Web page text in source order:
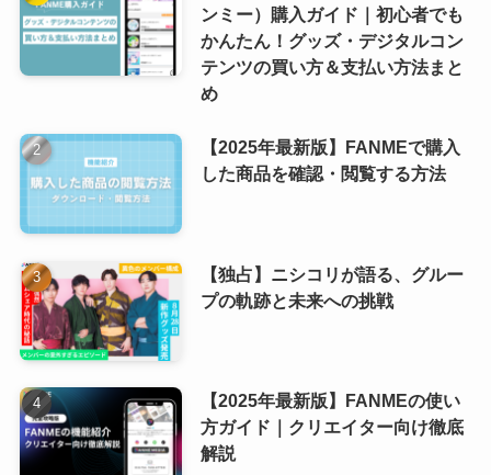
ンミー）購入ガイド｜初心者でも
かんたん！グッズ・デジタルコン
テンツの買い方＆支払い方法まと
め
【2025年最新版】FANMEで購入
した商品を確認・閲覧する方法
【独占】ニシコリが語る、グルー
プの軌跡と未来への挑戦
【2025年最新版】FANMEの使い
方ガイド｜クリエイター向け徹底
解説